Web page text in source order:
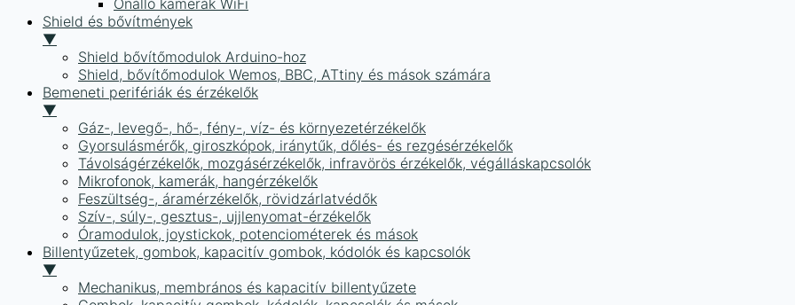
Önálló kamerák WiFi
Shield és bővítmények
▼
Shield bővítőmodulok Arduino-hoz
Shield, bővítőmodulok Wemos, BBC, ATtiny és mások számára
Bemeneti perifériák és érzékelők
▼
Gáz-, levegő-, hő-, fény-, víz- és környezetérzékelők
Gyorsulásmérők, giroszkópok, iránytűk, dőlés- és rezgésérzékelők
Távolságérzékelők, mozgásérzékelők, infravörös érzékelők, végálláskapcsolók
Mikrofonok, kamerák, hangérzékelők
Feszültség-, áramérzékelők, rövidzárlatvédők
Szív-, súly-, gesztus-, ujjlenyomat-érzékelők
Óramodulok, joystickok, potenciométerek és mások
Billentyűzetek, gombok, kapacitív gombok, kódolók és kapcsolók
▼
Mechanikus, membrános és kapacitív billentyűzete